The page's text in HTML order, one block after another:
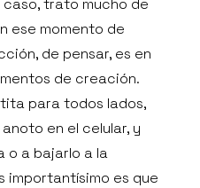
ese momento de
de pensar, es en
de creación.
para todos lados,
en el celular, y
o a bajarlo a la
importantísimo es que